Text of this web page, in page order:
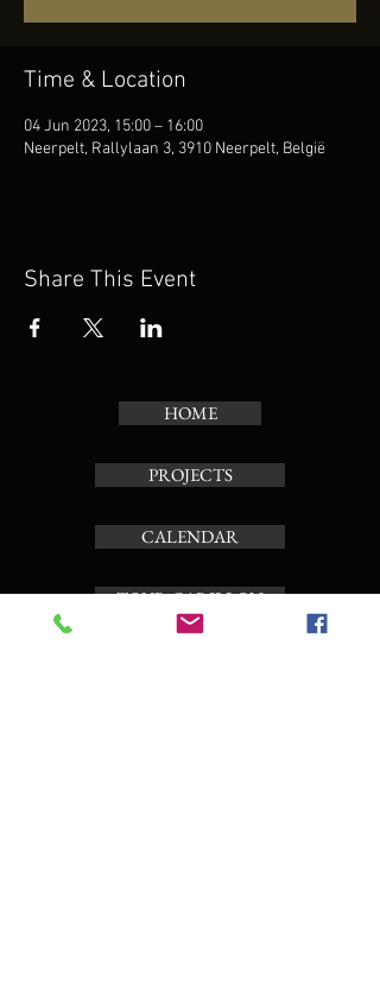
Time & Location
04 Jun 2023, 15:00 – 16:00
Neerpelt, Rallylaan 3, 3910 Neerpelt, België
Share This Event
HOME
PROJECTS
CALENDAR
TOUR CARILLON